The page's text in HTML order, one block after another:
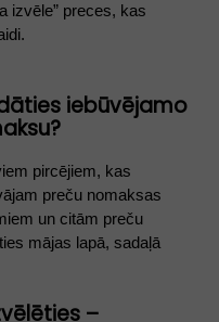
izvēle” preces, kas
iebūvējamo
pircējiem, kas
preču nomaksas
un citām preču
–